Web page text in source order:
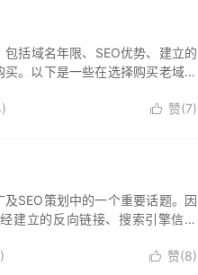
括域名年限、SEO优势、建立的
。以下是一些在选择购买老域名
 赞(7)
SEO策划中的一个重要话题。因
建立的反向链接、搜索引擎信任
 赞(8)